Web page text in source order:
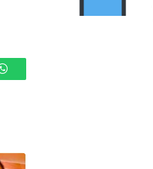
WhatsApp